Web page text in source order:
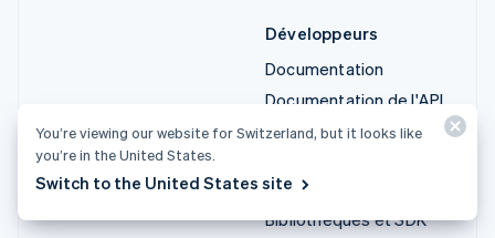
Développeurs
Documentation
Documentation de l'API
État de l'API
de l'API
Bibliothèques et SDK
You’re viewing our website for Switzerland, but it looks like
you’re in the United States.
Switch to the United States site